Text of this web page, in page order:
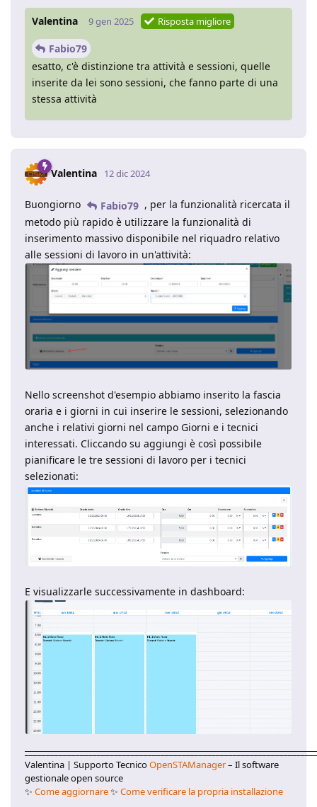
Valentina 9 gen 2025 Risposta migliore
Fabio79
esatto, c'è distinzione tra attività e sessioni, quelle
inserite da lei sono sessioni, che fanno parte di una
stessa attività
Valentina 12 dic 2024
Buongiorno Fabio79 , per la funzionalità ricercata il
metodo più rapido è utilizzare la funzionalità di
inserimento massivo disponibile nel riquadro relativo
alle sessioni di lavoro in un'attività:
Nello screenshot d'esempio abbiamo inserito la fascia
oraria e i giorni in cui inserire le sessioni, selezionando
anche i relativi giorni nel campo Giorni e i tecnici
interessati. Cliccando su aggiungi è così possibile
pianificare le tre sessioni di lavoro per i tecnici
selezionati:
E visualizzarle successivamente in dashboard:
Valentina | Supporto TecnicoOpenSTAManager– Il software
gestionale open source
✨ Come aggiornare✨ Come verificare la propria installazione